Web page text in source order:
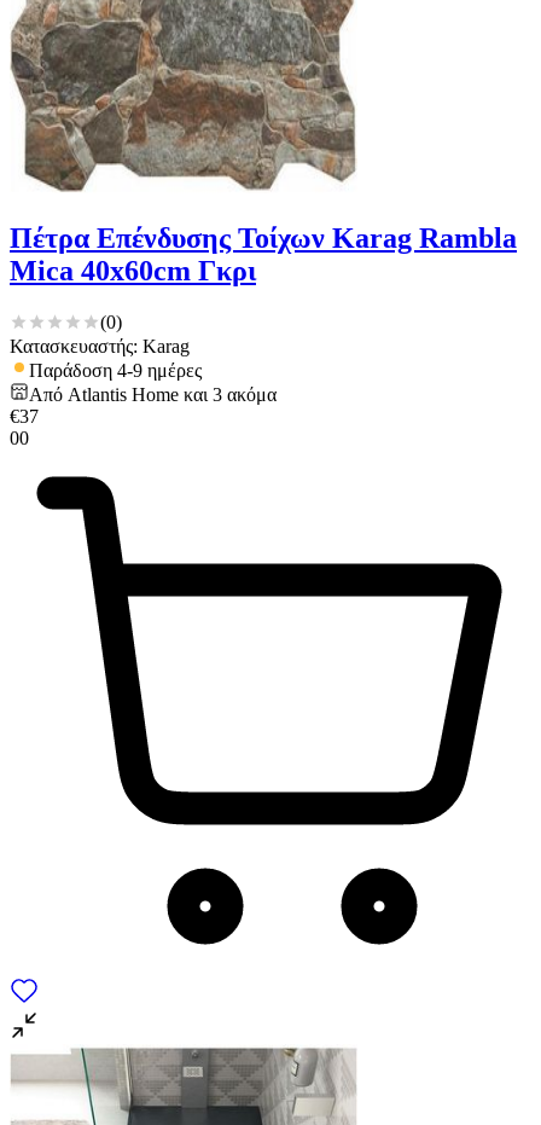
Πέτρα Επένδυσης Τοίχων Karag Rambla
Mica 40x60cm Γκρι
(0)
Κατασκευαστής: Karag
Παράδοση 4-9 ημέρες
Από Atlantis Home και 3 ακόμα
€37
00